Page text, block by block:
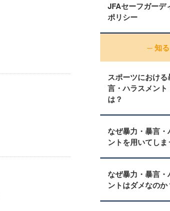
JFAセーフガーデ
ポリシー
─ 知
スポーツにおけ
言・ハラスメント
は？
なぜ暴力・暴言・
ントを用いてしま
なぜ暴力・暴言・
ントはダメなのか